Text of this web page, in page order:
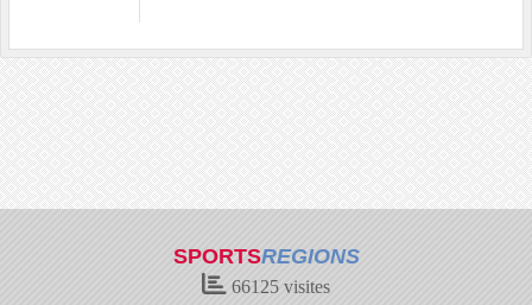
SPORTSREGIONS
66125 visites